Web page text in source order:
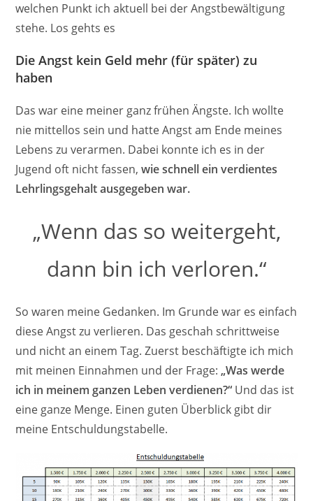
welchen Punkt ich aktuell bei der Angstbewältigung
stehe. Los gehts es
Die Angst kein Geld mehr (für später) zu
haben
Das war eine meiner ganz frühen Ängste. Ich wollte
nie mittellos sein und hatte Angst am Ende meines
Lebens zu verarmen. Dabei konnte ich es in der
Jugend oft nicht fassen,wie schnell ein verdientes
Lehrlingsgehalt ausgegeben war.
„Wenn das so weitergeht,
dann bin ich verloren.“
So waren meine Gedanken. Im Grunde war es einfach
diese Angst zu verlieren. Das geschah schrittweise
und nicht an einem Tag. Zuerst beschäftigte ich mich
mit meinen Einnahmen und der Frage:„Was werde
ich in meinem ganzen Leben verdienen?“ Und das ist
eine ganze Menge. Einen guten Überblick gibt dir
meine Entschuldungstabelle.